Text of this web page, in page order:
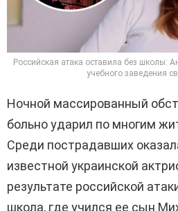
Российская атака оставила без школы:
учебного заведения
Ночной массированный
больно ударил по многим
Среди пострадавших
известной украинской
результате российской
школа, где учился ее сын